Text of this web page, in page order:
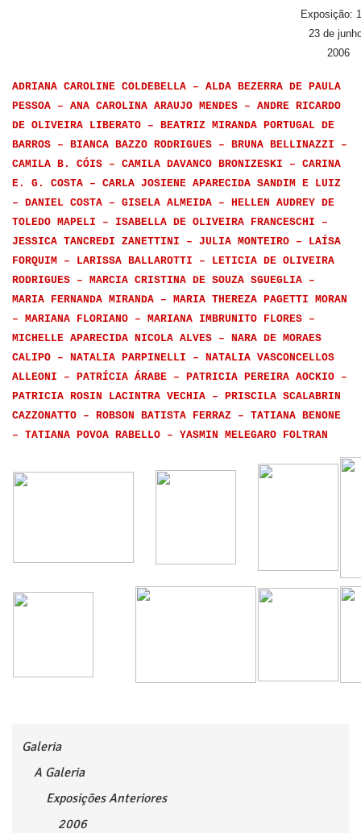
Exposição:
23 de
2006
ADRIANA CAROLINE COLDEBELLA – ALDA BEZERRA DE PAULA
PESSOA – ANA CAROLINA ARAUJO MENDES – ANDRE RICARDO
DE OLIVEIRA LIBERATO – BEATRIZ MIRANDA PORTUGAL DE
BARROS – BIANCA BAZZO RODRIGUES – BRUNA BELLINAZZI –
CAMILA B. CÓIS – CAMILA DAVANCO BRONIZESKI – CARINA
E. G. COSTA – CARLA JOSIENE APARECIDA SANDIM E LUIZ
– DANIEL COSTA – GISELA ALMEIDA – HELLEN AUDREY DE
TOLEDO MAPELI – ISABELLA DE OLIVEIRA FRANCESCHI –
JESSICA TANCREDI ZANETTINI – JULIA MONTEIRO – LAÍSA
FORQUIM – LARISSA BALLAROTTI – LETICIA DE OLIVEIRA
RODRIGUES – MARCIA CRISTINA DE SOUZA SGUEGLIA –
MARIA FERNANDA MIRANDA – MARIA THEREZA PAGETTI MORAN
– MARIANA FLORIANO – MARIANA IMBRUNITO FLORES –
MICHELLE APARECIDA NICOLA ALVES – NARA DE MORAES
CALIPO – NATALIA PARPINELLI – NATALIA VASCONCELLOS
ALLEONI – PATRÍCIA ÁRABE – PATRICIA PEREIRA AOCKIO –
PATRICIA ROSIN LACINTRA VECHIA – PRISCILA SCALABRIN
CAZZONATTO – ROBSON BATISTA FERRAZ – TATIANA BENONE
– TATIANA POVOA RABELLO – YASMIN MELEGARO FOLTRAN
Galeria
A Galeria
Exposições Anteriores
2006